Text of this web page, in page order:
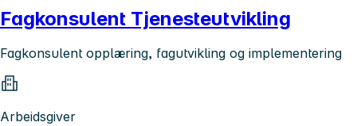
Fagkonsulent Tjenesteutvikling
Fagkonsulent opplæring, fagutvikling og implementering
Arbeidsgiver